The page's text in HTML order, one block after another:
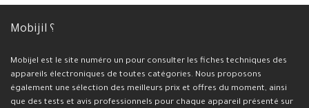
Mobijil ؟
Mobijel est le site numéro un pour consulter les fiches techniques des
appareils électroniques de toutes catégories. Nous proposons
également une sélection des meilleurs prix et offres du moment, ainsi
que des tests et avis professionnels pour chaque appareil présenté sur